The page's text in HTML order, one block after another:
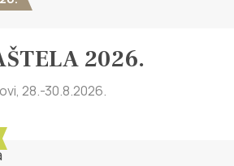
2026.
28.-30.8.2026.